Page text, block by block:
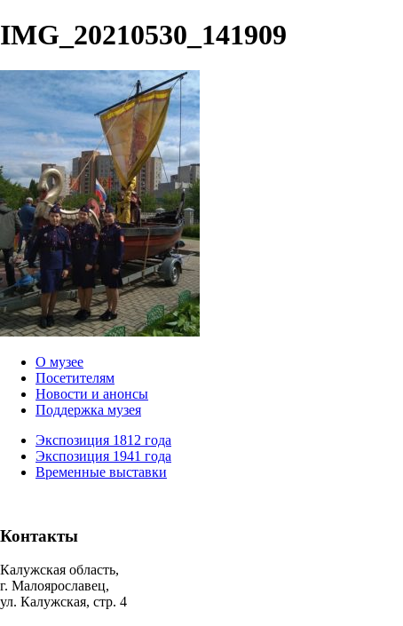
IMG_20210530_141909
О музее
Посетителям
Новости и анонсы
Поддержка музея
Экспозиция 1812 года
Экспозиция 1941 года
Временные выставки
Контакты
Калужская область,
г. Малоярославец,
ул. Калужская, стр. 4